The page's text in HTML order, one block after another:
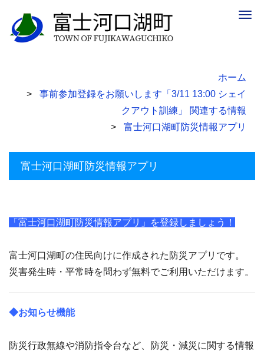
ホーム
事前参加登録をお願いします「3/11 13:00 シェイ
クアウト訓練」 関連する情報
富士河口湖町防災情報アプリ
富士河口湖町防災情報アプリ
「富士河口湖町防災情報アプリ」を登録しましょう！
富士河口湖町の住民向けに作成された防災アプリです。
災害発生時・平常時を問わず無料でご利用いただけます。
◆お知らせ機能
防災行政無線や消防指令台など、防災・減災に関する情報